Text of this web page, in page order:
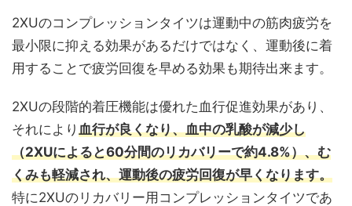
2XUのコンプレッションタイツは運動中の筋肉疲労を
最小限に抑える効果があるだけではなく、運動後に着
用することで疲労回復を早める効果も期待出来ます。
2XUの段階的着圧機能は優れた血行促進効果があり、
それにより 血行が良くなり、血中の乳酸が減少し
（2XUによると60分間のリカバリーで約4.8%）、む
くみも軽減され、運動後の疲労回復が早くなります。
特に2XUのリカバリー用コンプレッションタイツであ